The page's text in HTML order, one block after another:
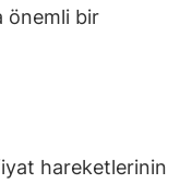
önemli bir
hareketlerinin